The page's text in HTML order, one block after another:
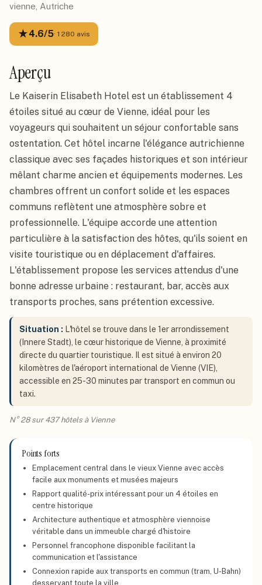
vienne, Autriche
★4.6/5· 1 280 avis
Aperçu
Le Kaiserin Elisabeth Hotel est un établissement 4
étoiles situé au cœur de Vienne, idéal pour les
voyageurs qui souhaitent un séjour confortable sans
ostentation. Cet hôtel incarne l'élégance autrichienne
classique avec ses façades historiques et son intérieur
mêlant charme ancien et équipements modernes. Les
chambres offrent un confort solide et les espaces
communs reflètent une atmosphère sobre et
professionnelle. L'équipe accorde une attention
particulière à la satisfaction des hôtes, qu'ils soient en
visite touristique ou en déplacement d'affaires.
L'établissement propose les services attendus d'une
bonne adresse urbaine : restaurant, bar, accès aux
transports proches, sans prétention excessive.
Situation : L'hôtel se trouve dans le 1er arrondissement
(Innere Stadt), le cœur historique de Vienne, à proximité
directe du quartier touristique. Il est situé à environ 20
kilomètres de l'aéroport international de Vienne (VIE),
accessible en 25-30 minutes par transport en commun ou
taxi.
N° 28 sur 437 hôtels à Vienne
Points forts
Emplacement central dans le vieux Vienne avec accès
facile aux monuments et musées majeurs
Rapport qualité-prix intéressant pour un 4 étoiles en
centre historique
Architecture authentique et atmosphère viennoise
véritable dans un immeuble chargé d'histoire
Personnel francophone disponible facilitant la
communication et l'assistance
Connexion rapide aux transports en commun (tram, U-Bahn)
desservant toute la ville